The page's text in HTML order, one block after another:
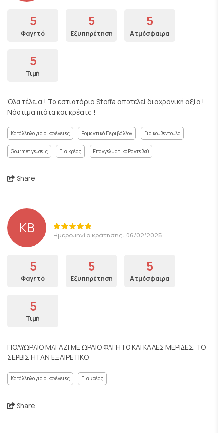
5
Φαγητό
5
Εξυπηρέτηση
5
Ατμόσφαιρα
5
Τιμή
Όλα τέλεια ! Το εστιατόριο Stoffa αποτελεί διαχρονική αξία !
Νόστιμα πιάτα και κρέατα !
Κατάλληλο για οικογένειες Ρομαντικό Περιβάλλον Για κουβεντούλα
Gourmet γεύσεις Για κρέας Επαγγελματικό Ραντεβού
Share
ΚΒ Ημερομηνία κράτησης: 06/02/2025
5
Φαγητό
5
Εξυπηρέτηση
5
Ατμόσφαιρα
5
Τιμή
ΠΟΛΥΩΡΑΙΟ ΜΑΓΑΖΙ ΜΕ ΩΡΑΙΟ ΦΑΓΗΤΟ ΚΑΙ ΚΑΛΕΣ ΜΕΡΙΔΕΣ. ΤΟ
ΣΕΡΒΙΣ ΗΤΑΝ ΕΞΑΙΡΕΤΙΚΟ
Κατάλληλο για οικογένειες Για κρέας
Share